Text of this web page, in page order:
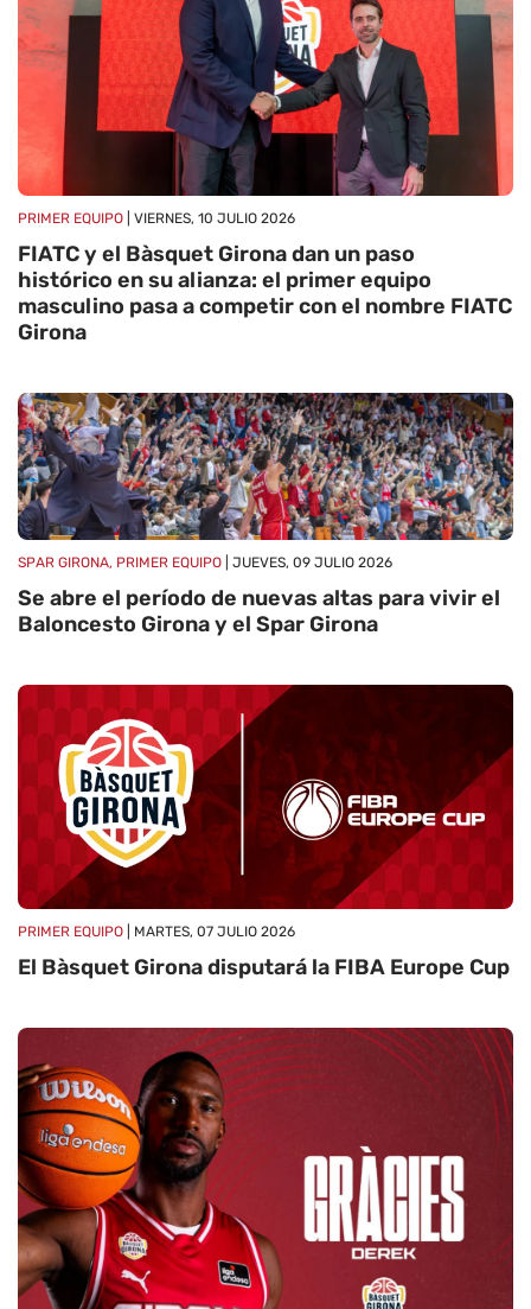
PRIMER EQUIPO | VIERNES, 10 JULIO 2026
FIATC y el Bàsquet Girona dan un paso
histórico en su alianza: el primer equipo
masculino pasa a competir con el nombre FIATC
Girona
SPAR GIRONA, PRIMER EQUIPO | JUEVES, 09 JULIO 2026
Se abre el período de nuevas altas para vivir el
Baloncesto Girona y el Spar Girona
PRIMER EQUIPO | MARTES, 07 JULIO 2026
El Bàsquet Girona disputará la FIBA ​​Europe Cup